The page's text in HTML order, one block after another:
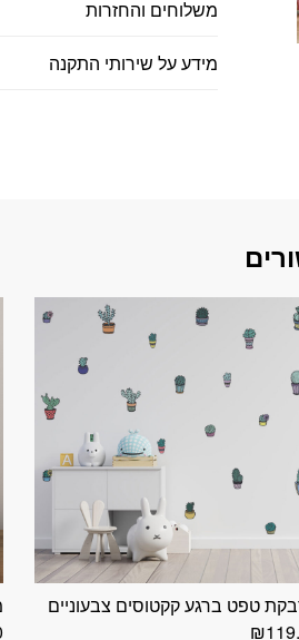
משלוחים והחזרות
מידע על שירותי התקנה
טפט ברגע קקטוסים צבעוניים
₪